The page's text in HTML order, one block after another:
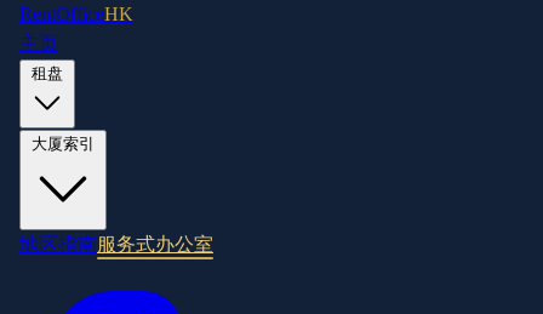
RentOfficeHK
主页
地区指南服务式办公室